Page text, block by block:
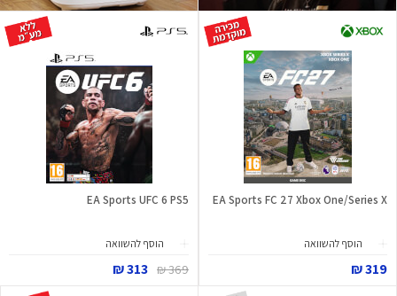
EA Sports FC 27 Xbox One/Series X
הוסף להשוואה
319 ₪
EA Sports UFC 6 PS5
הוסף להשוואה
369 ₪
313 ₪